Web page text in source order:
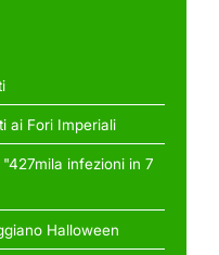
ai Fori Imperiali
infezioni in 7
Halloween